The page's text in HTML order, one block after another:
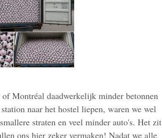
Montréal daadwerkelijk minder betonnen
naar het hostel liepen, waren we wel
straten en veel minder auto's. Het zit
ons hier zeker vermaken! Nadat we alle